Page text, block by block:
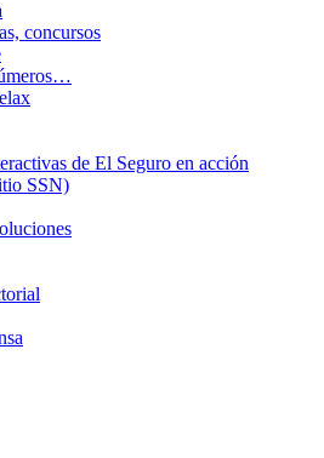
concursos
de El Seguro en acción
SSN)